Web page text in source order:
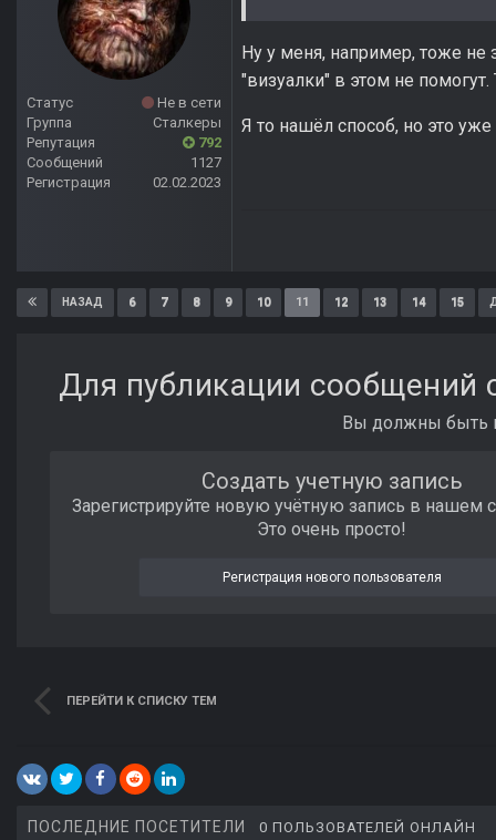
Статус
Не в сети
Группа
Сталкеры
Репутация
792
Сообщений
1127
Регистрация
02.02.2023
Ну у меня, например, тоже не
"визуалки" в этом не помогут.
Я то нашёл способ, но это
НАЗАД 6 7 8 9 10 11 12 13 14 15
Для публикации сообщений
Вы должны быть
Создать учетную запись
Зарегистрируйте новую учётную запись в нашем
Это очень просто!
Регистрация нового пользователя
ПЕРЕЙТИ К СПИСКУ ТЕМ
ПОСЛЕДНИЕ ПОСЕТИТЕЛИ 0 ПОЛЬЗОВАТЕЛЕЙ ОНЛАЙН